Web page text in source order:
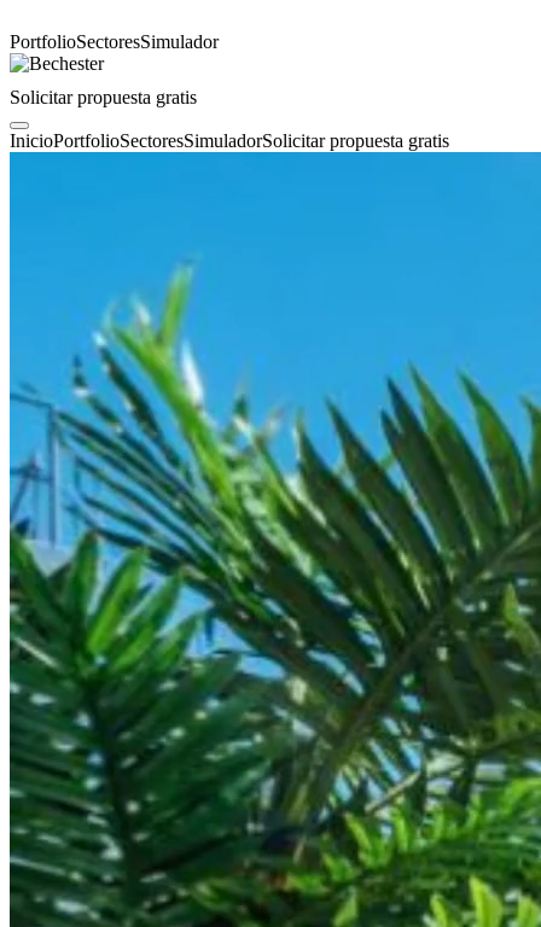
PortfolioSectoresSimulador
Solicitar propuesta gratis
InicioPortfolioSectoresSimuladorSolicitar propuesta gratis